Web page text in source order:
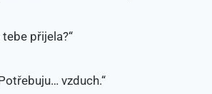
přijela?“
vzduch.“